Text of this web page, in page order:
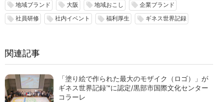
local_offer 地域ブランド local_offer 大阪 local_offer 地域おこし local_offer 企業ブランド
local_offer 社員研修 local_offer 社内イベント local_offer 福利厚生 local_offer ギネス世界記録
関連記事
「塗り絵で作られた最大のモザイク（ロゴ）」が
ギネス世界記録™に認定/黒部市国際文化センター
コラーレ